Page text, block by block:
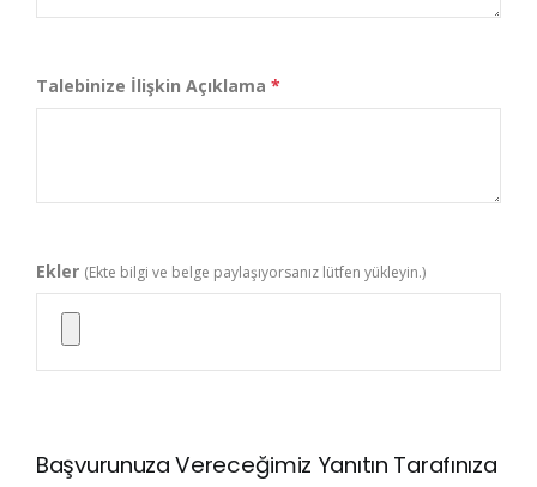
Talebinize İlişkin Açıklama *
Ekler (Ekte bilgi ve belge paylaşıyorsanız lütfen yükleyin.)
Başvurunuza Vereceğimiz Yanıtın Tarafınıza